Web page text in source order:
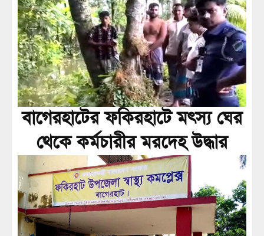
বাগেরহাটের ফকিরহাটে মৎস্য ঘের
থেকে কর্মচারীর মরদেহ উদ্ধার